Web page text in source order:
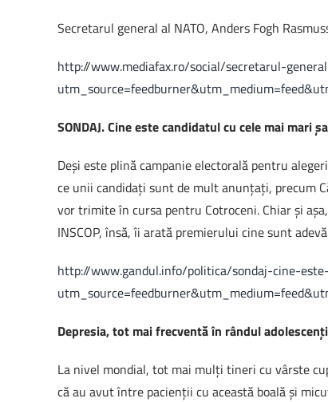
Secretarul general al NATO, Anders Fogh
http://www.mediafax.ro/social/secretarul-
SONDAJ. Cine este candidatul cu cele mai mari
Deşi este plină campanie electorală pentru
ce unii candidaţi sunt de mult anunţaţi, precum
vor trimite în cursa pentru Cotroceni. Chiar şi
INSCOP, însă, îi arată premierului cine sunt
http://www.gandul.info/politica/sondaj-cine-
Depresia, tot mai frecventă în rândul
La nivel mondial, tot mai mulţi tineri cu vârste
că au avut între pacienţii cu această boală şi